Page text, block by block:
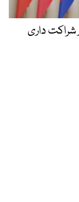
شراکت داری